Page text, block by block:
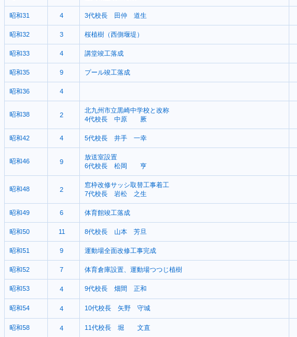
昭和31 4 3代校長 田仲 道生
昭和32 3 桜植樹（西側堰堤）
昭和33 4 講堂竣工落成
昭和35 9 プール竣工落成
昭和36 4
昭和38 2
北九州市立黒崎中学校と改称
4代校長 中原 厥
昭和42 4 5代校長 井手 一幸
昭和46 9
放送室設置
6代校長 松岡 亨
昭和48 2
窓枠改修サッシ取替工事着工
7代校長 岩松 之生
昭和49 6 体育館竣工落成
昭和50 11 8代校長 山本 芳旦
昭和51 9 運動場全面改修工事完成
昭和52 7 体育倉庫設置、運動場つつじ植樹
昭和53 4 9代校長 畑間 正和
昭和54 4 10代校長 矢野 守城
昭和58 4 11代校長 堀 文直